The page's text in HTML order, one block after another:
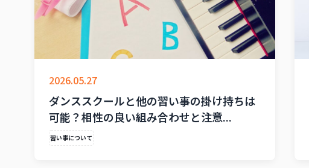
2026.05.27
ダンススクールと他の習い事の掛け持ちは
可能？相性の良い組み合わせと注意...
習い事について